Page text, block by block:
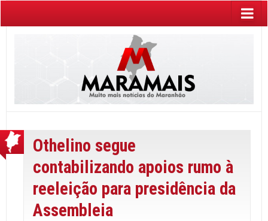
Othelino segue
contabilizando apoios rumo à
reeleição para presidência da
Assembleia